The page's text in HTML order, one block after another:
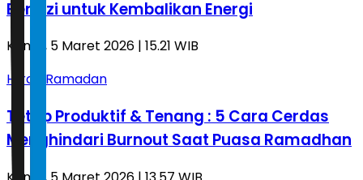
Bergizi untuk Kembalikan Energi
Kamis, 5 Maret 2026 | 15.21 WIB
Hijrah Ramadan
Tetap Produktif & Tenang : 5 Cara Cerdas
Menghindari Burnout Saat Puasa Ramadhan